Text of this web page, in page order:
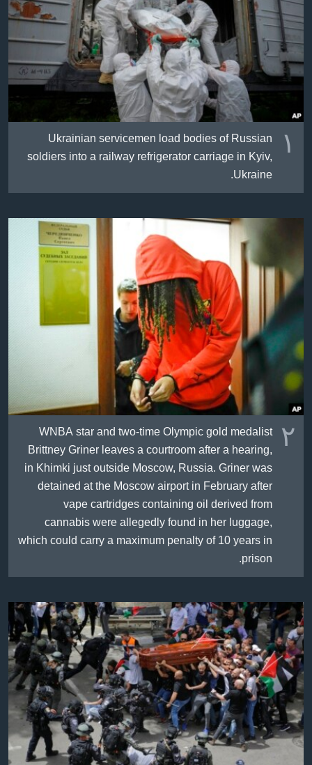
ژیان لە فەرهەنگدا
Learning English
FOLLOW US
١
Ukrainian servicemen load bodies of Russian
soldiers into a railway refrigerator carriage in Kyiv,
Ukraine.
٢ WNBA star and two-time Olympic gold medalist
Brittney Griner leaves a courtroom after a hearing,
in Khimki just outside Moscow, Russia. Griner was
detained at the Moscow airport in February after
vape cartridges containing oil derived from
cannabis were allegedly found in her luggage,
which could carry a maximum penalty of 10 years in
prison.